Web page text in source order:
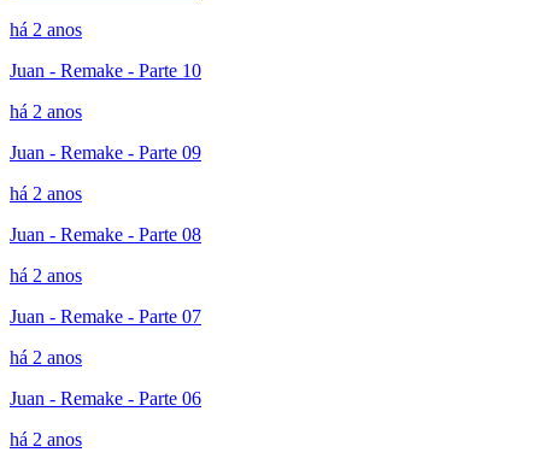
há 2 anos
Juan - Remake - Parte 10
há 2 anos
Juan - Remake - Parte 09
há 2 anos
Juan - Remake - Parte 08
há 2 anos
Juan - Remake - Parte 07
há 2 anos
Juan - Remake - Parte 06
há 2 anos